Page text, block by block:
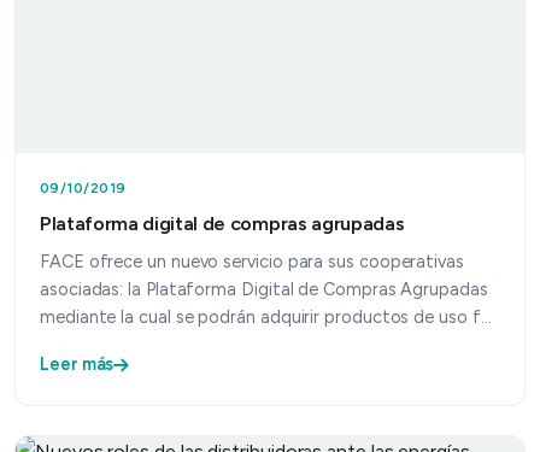
09/10/2019
Plataforma digital de compras agrupadas
FACE ofrece un nuevo servicio para sus cooperativas
asociadas: la Plataforma Digital de Compras Agrupadas
mediante la cual se podrán adquirir productos de uso f…
Leer más